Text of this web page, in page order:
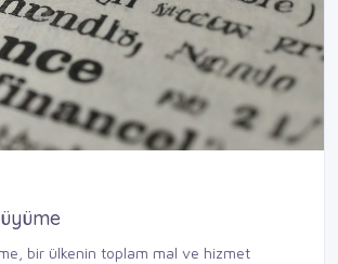
bir ülkenin toplam mal ve hizmet